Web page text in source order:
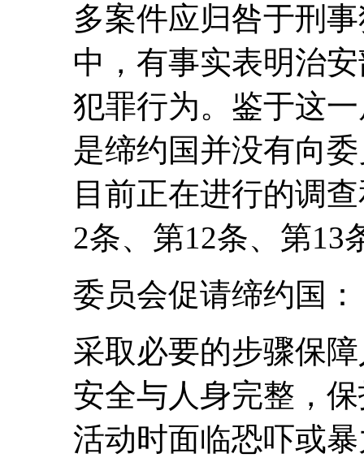
多案件应归咎于刑
中，有事实表明治
犯罪行为。鉴于这
是缔约国并没有向
目前正在进行的调
2条、第12条、第13
委员会促请缔约国：
采取必要的步骤保
安全与人身完整，
活动时面临恐吓或